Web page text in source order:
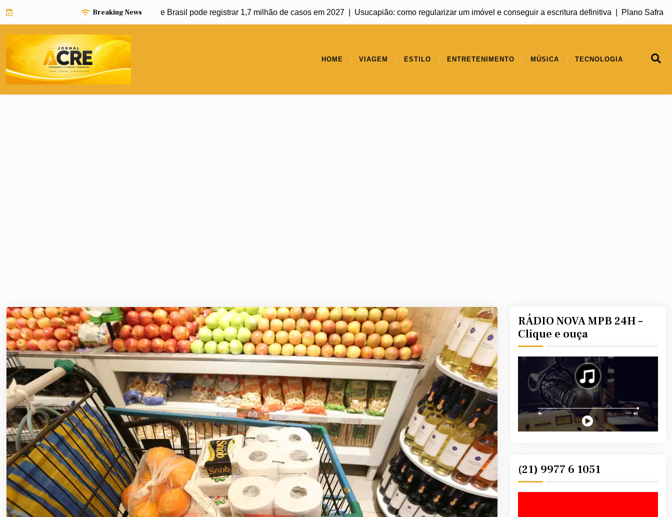
Breaking News
impulsionar avanço da dengue e Brasil pode registrar 1,7 milhão de casos em 2027 |Usucapião: como regularizar um imóvel e conseguir a escritura definitiva |Plano Safra 2026/
HOME VIAGEM ESTILO ENTRETENIMENTO MÚSICA TECNOLOGIA
RÁDIO NOVA MPB 24H –
Clique e ouça
(21) 9977 6 1051